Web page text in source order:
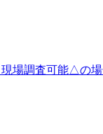
場調査可能△の